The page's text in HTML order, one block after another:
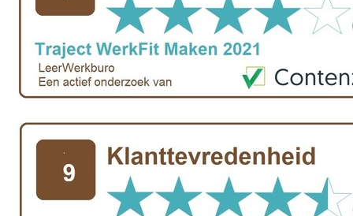
conflictsituaties
Maatschappelijk
Verantwoord Ondernemen
Ons testcentrum
LeerWerkburo
Team
Nieuws
Klanten aan het
woord
Klanten aan het woord
Werkgever aan het woord